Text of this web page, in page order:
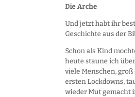
Die Arche
Und jetzt habt ihr
Geschichte aus der
Schon als Kind
heute staune ich
viele Menschen,
ersten Lockdowns,
wieder Mut gemacht